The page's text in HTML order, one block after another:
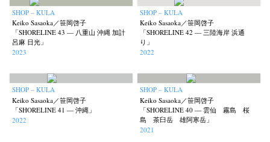
SHOP – KULA
Keiko Sasaoka／笹岡啓子
「SHORELINE 43 — 八重山 沖縄 加計
呂麻 日光」
2023
SHOP – KULA
Keiko Sasaoka／笹岡啓子
「SHORELINE 42 — 三陸海岸 浜通
り」
2022
SHOP – KULA
Keiko Sasaoka／笹岡啓子
「SHORELINE 41 — 沖縄」
2022
SHOP – KULA
Keiko Sasaoka／笹岡啓子
「SHORELINE 40 — 雲仙 霧島 桜
島 茶臼岳 雄阿寒岳」
2021